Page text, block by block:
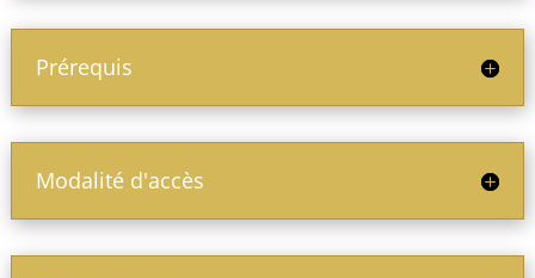
Prérequis
Modalité d'accès